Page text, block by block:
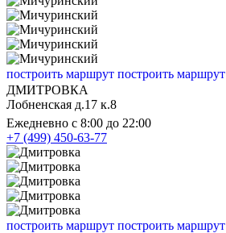
построить маршрут построить маршрут
ДМИТРОВКА
Лобненская д.17 к.8
Ежедневно с 8:00 до 22:00
+7 (499) 450-63-77
построить маршрут построить маршрут